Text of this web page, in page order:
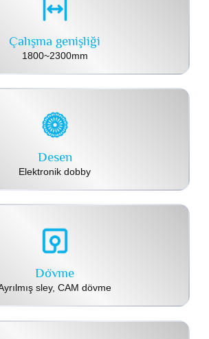
Çalışma genişliği
1800~2300mm
Desen
Elektronik dobby
Dövme
sley, CAM dövme